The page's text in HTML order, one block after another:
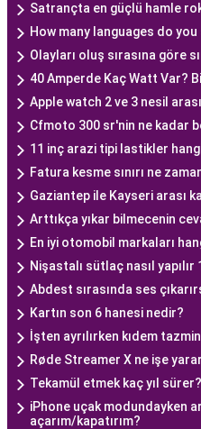
Satrançta en güçlü hamle
How many languages do
Olayları oluş sırasına göre
40 Amperde Kaç Watt Var?
Apple watch 2 ve 3 nesil
Cfmoto 300 sr'nin ne kadar
11 inç arazi tipi lastikler
Fatura kesme sınırı ne
Gaziantep ile Kayseri arası
Arttıkça yıkar bilmecenin
En iyi otomobil markaları
Nişastalı sütlaç nasıl yapılır
Abdest sırasında ses
Kartın son 6 hanesi nedir?
İşten ayrılırken kıdem
Røde Streamer X ne işe
Tekamül etmek kaç yıl sürer?
iPhone uçak modundayken
açarım/kapatırım?